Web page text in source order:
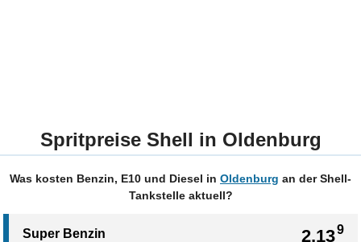
Spritpreise Shell in Oldenburg
Was kosten Benzin, E10 und Diesel in Oldenburg an der Shell-
Tankstelle aktuell?
2,139
Super Benzin